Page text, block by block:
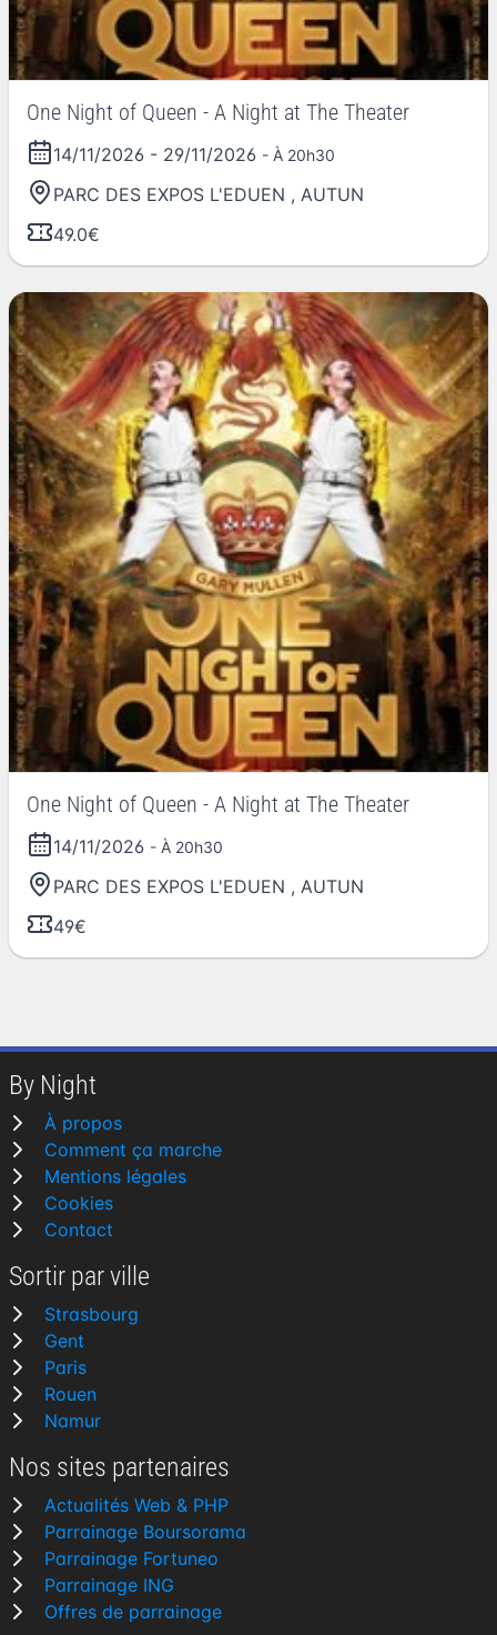
One Night of Queen - A Night at The Theater
14/11/2026 - 29/11/2026 - À 20h30
PARC DES EXPOS L'EDUEN , AUTUN
49.0€
One Night of Queen - A Night at The Theater
14/11/2026 - À 20h30
PARC DES EXPOS L'EDUEN , AUTUN
49€
By Night
À propos
Comment ça marche
Mentions légales
Cookies
Contact
Sortir par ville
Strasbourg
Gent
Paris
Rouen
Namur
Nos sites partenaires
Actualités Web & PHP
Parrainage Boursorama
Parrainage Fortuneo
Parrainage ING
Offres de parrainage